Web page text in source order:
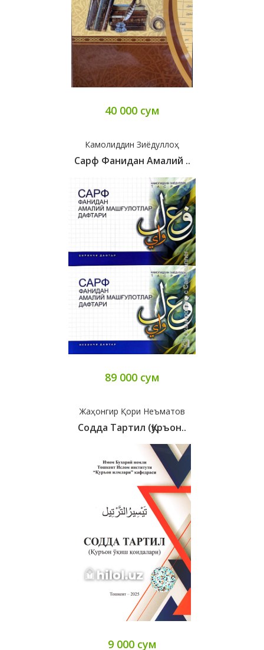
40 000 сум
Камолиддин Зиёдуллоҳ
Сарф Фанидан Амалий ..
89 000 сум
Жаҳонгир Қори Неъматов
Содда Тартил (Қуръон..
9 000 сум